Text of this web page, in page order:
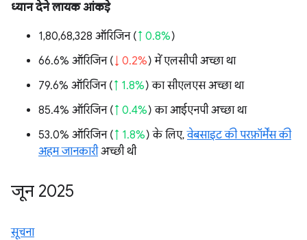
ध्यान देने लायक आंकड़े
1,80,68,328 ऑरिजिन (↑ 0.8%)
66.6% ऑरिजिन (↓ 0.2%) में एलसीपी अच्छा था
79.6% ऑरिजिन (↑ 1.8%) का सीएलएस अच्छा था
85.4% ऑरिजिन (↑ 0.4%) का आईएनपी अच्छा था
53.0% ऑरिजिन (↑ 1.8%) के लिए,वेबसाइट की परफ़ॉर्मेंस की
अहम जानकारीअच्छी थी
जून 2025
सूचना